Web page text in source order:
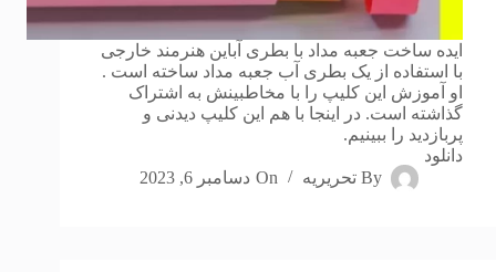
ایده ساخت جعبه مداد با بطری آباین هنرمند خارجی
با استفاده از یک بطری آب جعبه مداد ساخته است .
او آموزش این کلیپ را با مخاطبینش به اشتراک
گذاشته است. در اینجا با هم این کلیپ دیدنی و
پربازدید را ببینیم.
دانلود
By تحریریه On دسامبر 6, 2023